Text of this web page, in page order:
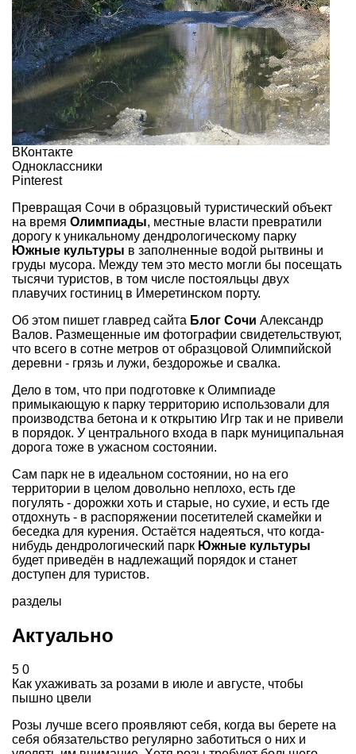
ВКонтакте
Одноклассники
Pinterest
Превращая Сочи в образцовый туристический объект
на время Олимпиады, местные власти превратили
дорогу к уникальному дендрологическому парку
Южные культуры в заполненные водой рытвины и
груды мусора. Между тем это место могли бы посещать
тысячи туристов, в том числе постояльцы двух
плавучих гостиниц в Имеретинском порту.
Об этом пишет главред сайта Блог Сочи Александр
Валов. Размещенные им фотографии свидетельствуют,
что всего в сотне метров от образцовой Олимпийской
деревни - грязь и лужи, бездорожье и свалка.
Дело в том, что при подготовке к Олимпиаде
примыкающую к парку территорию использовали для
производства бетона и к открытию Игр так и не привели
в порядок. У центрального входа в парк муниципальная
дорога тоже в ужасном состоянии.
Сам парк не в идеальном состоянии, но на его
территории в целом довольно неплохо, есть где
погулять - дорожки хоть и старые, но сухие, и есть где
отдохнуть - в распоряжении посетителей скамейки и
беседка для курения. Остаётся надеяться, что когда-
нибудь дендрологический парк Южные культуры
будет приведён в надлежащий порядок и станет
доступен для туристов.
разделы
Актуально
5 0
Как ухаживать за розами в июле и августе, чтобы
пышно цвели
Розы лучше всего проявляют себя, когда вы берете на
себя обязательство регулярно заботиться о них и